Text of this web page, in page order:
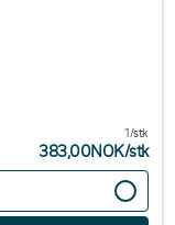
1/stk
383,00NOK/stk